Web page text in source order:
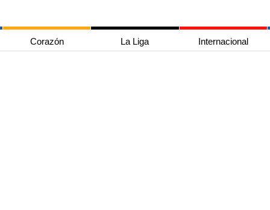
Corazón La Liga Internacional